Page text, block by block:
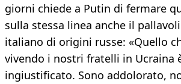
giorni chiede a Putin di fermare
sulla stessa linea anche il
italiano di origini russe: «Quello
vivendo i nostri fratelli in Ucraina
ingiustificato. Sono addolorato,